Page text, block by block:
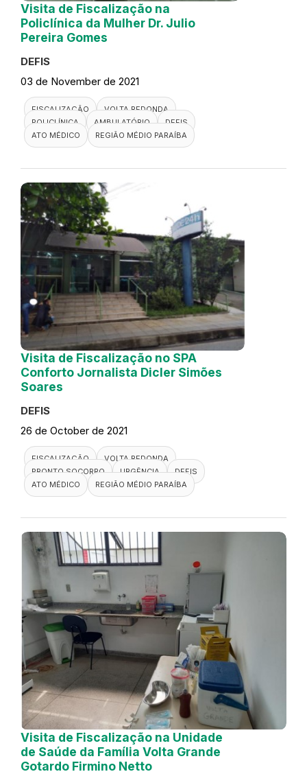
Visita de Fiscalização na
Policlínica da Mulher Dr. Julio
Pereira Gomes
DEFIS
03 de November de 2021
FISCALIZAÇÃO
VOLTA REDONDA
POLICLÍNICA
AMBULATÓRIO
DEFIS
ATO MÉDICO
REGIÃO MÉDIO PARAÍBA
Visita de Fiscalização no SPA
Conforto Jornalista Dicler Simões
Soares
DEFIS
26 de October de 2021
FISCALIZAÇÃO
VOLTA REDONDA
PRONTO SOCORRO
URGÊNCIA
DEFIS
ATO MÉDICO
REGIÃO MÉDIO PARAÍBA
Visita de Fiscalização na Unidade
de Saúde da Família Volta Grande
Gotardo Firmino Netto